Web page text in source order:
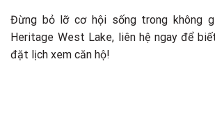
Đừng bỏ lỡ cơ hội sống trong không
Heritage West Lake, liên hệ ngay để
đặt lịch xem căn hộ!